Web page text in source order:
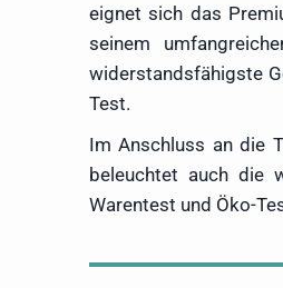
eignet sich das
seinem
widerstandsfähigste
Test.
Im Anschluss an die
beleuchtet auch die
Warentest und Öko-